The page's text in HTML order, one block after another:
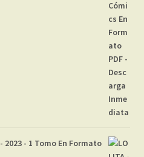
2023 - 1 Tomo En Formato